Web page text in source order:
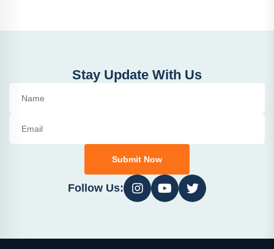
Stay Update With Us
Submit Now
Follow Us: